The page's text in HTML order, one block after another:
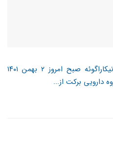
مارتا ریس آلوارز وزیر بهداشت نیکاراگوئه صبح امروز ۲ بهمن ۱۴۰۱
دارویی برکت از...